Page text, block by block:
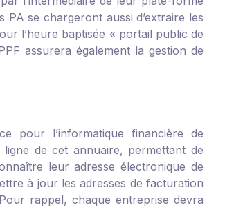
se chargeront aussi d’extraire les
l’heure baptisée « portail public de
assurera également la gestion de
pour l’informatique financière de
de cet annuaire, permettant de
leur adresse électronique de
à jour les adresses de facturation
rappel, chaque entreprise devra